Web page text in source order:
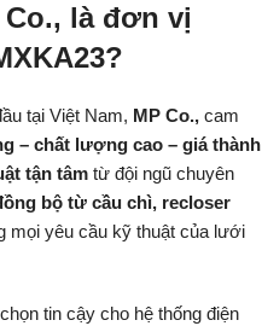
là đơn vị
tại Việt Nam, MP Co., cam
– chất lượng cao – giá thành
tận tâm từ đội ngũ chuyên
bộ từ cầu chì, recloser
mọi yêu cầu kỹ thuật của lưới
tin cậy cho hệ thống điện